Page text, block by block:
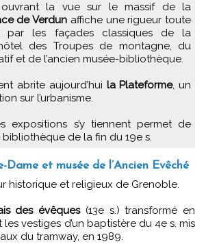
la vue sur le massif de la
de Verdun affiche une rigueur toute
par les façades classiques de la
des Troupes de montagne, du
et de l’ancien musée-bibliothèque.
abrite aujourd’hui la Plateforme, un
sur l’urbanisme.
expositions s’y tiennent permet de
de la fin du 19e s.
et musée de l’Ancien Evêché
historique et religieux de Grenoble.
des évêques(13e s.) transformé en
vestiges d’un baptistère du 4e s. mis
du tramway, en 1989.